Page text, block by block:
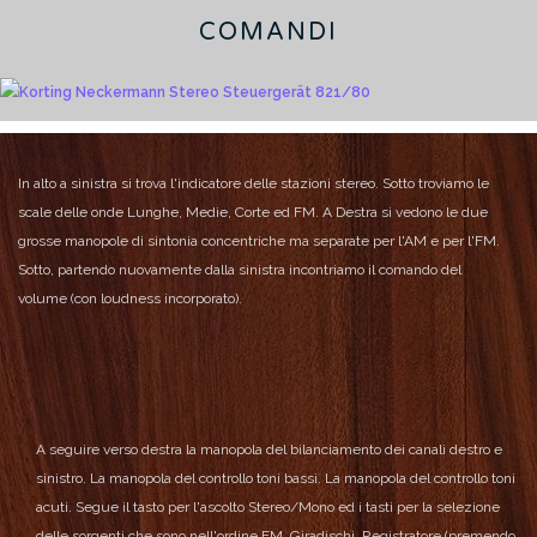
COMANDI
In alto a sinistra si trova l'indicatore delle stazioni stereo. Sotto troviamo le
scale delle onde Lunghe, Medie, Corte ed FM. A Destra si vedono le due
grosse manopole di sintonia concentriche ma separate per l'AM e per l'FM.
Sotto, partendo nuovamente dalla sinistra incontriamo il comando del
volume (con loudness incorporato).
A seguire verso destra la manopola del bilanciamento dei canali destro e
sinistro. La manopola del controllo toni bassi. La manopola del controllo toni
acuti. Segue il tasto per l'ascolto Stereo/Mono ed i tasti per la selezione